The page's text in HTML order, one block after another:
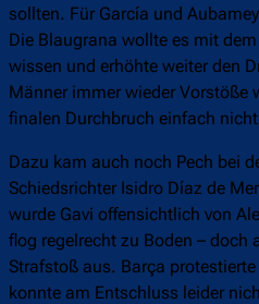
sollten. Für García und
Die Blaugrana wollte es mit
wissen und erhöhte weiter den
Männer immer wieder Vorstöße
finalen Durchbruch einfach
Dazu kam auch noch Pech bei
Schiedsrichter Isidro Díaz de
wurde Gavi offensichtlich von
flog regelrecht zu Boden – doch
Strafstoß aus. Barça
konnte am Entschluss leider